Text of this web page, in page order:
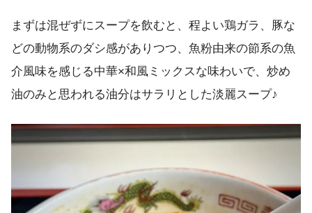
まずは混ぜずにスープを飲むと、程よい鶏ガラ、豚な
どの動物系のダシ感がありつつ、魚粉由来の節系の魚
介風味を感じる中華×和風ミックスな味わいで、炒め
油のみと思われる油分はサラリとした淡麗スープ♪